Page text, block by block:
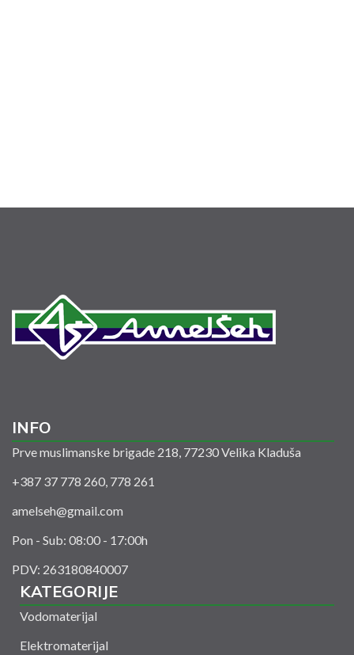
INFO
Prve muslimanske brigade 218, 77230 Velika Kladuša
+387 37 778 260, 778 261
amelseh@gmail.com
Pon - Sub: 08:00 - 17:00h
PDV: 263180840007
KATEGORIJE
Vodomaterijal
Elektromaterijal